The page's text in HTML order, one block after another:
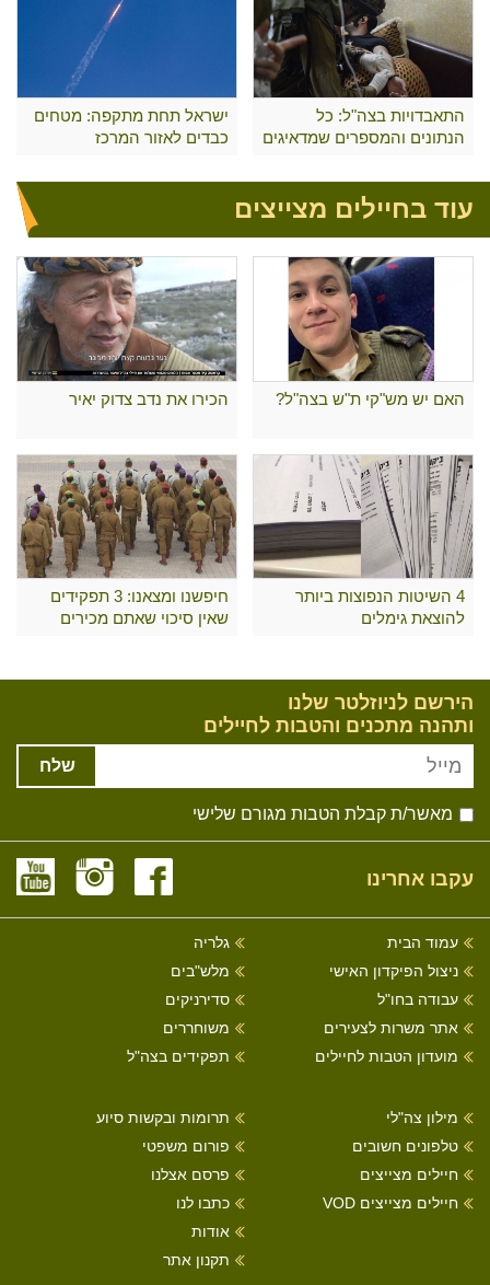
התאבדויות בצה"ל: כל
הנתונים והמספרים שמדאיגים
ישראל תחת מתקפה: מטחים
כבדים לאזור המרכז
עוד בחיילים מצייצים
האם יש מש"קי ת"ש בצה"ל? הכירו את נדב צדוק יאיר
4 השיטות הנפוצות ביותר
להוצאת גימלים
חיפשנו ומצאנו: 3 תפקידים
שאין סיכוי שאתם מכירים
הירשם לניוזלטר שלנו
ותהנה מתכנים והטבות לחיילים
שלח
מאשר/ת קבלת הטבות מגורם שלישי
עקבו אחרינו
עמוד הבית
ניצול הפיקדון האישי
עבודה בחו"ל
אתר משרות לצעירים
מועדון הטבות לחיילים
גלריה
מלש"בים
סדירניקים
משוחררים
תפקידים בצה"ל
מילון צה"לי
טלפונים חשובים
חיילים מצייצים
חיילים מצייצים VOD
תרומות ובקשות סיוע
פורום משפטי
פרסם אצלנו
כתבו לנו
אודות
תקנון אתר